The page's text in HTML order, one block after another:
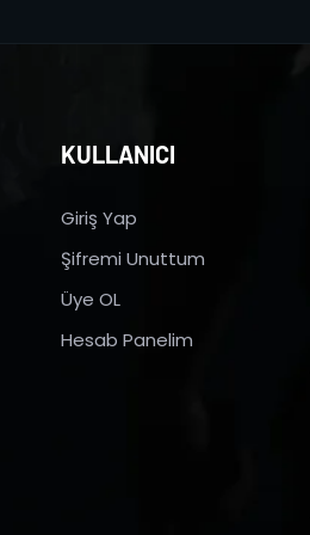
KULLANICI
Giriş Yap
Şifremi Unuttum
Üye OL
Hesab Panelim